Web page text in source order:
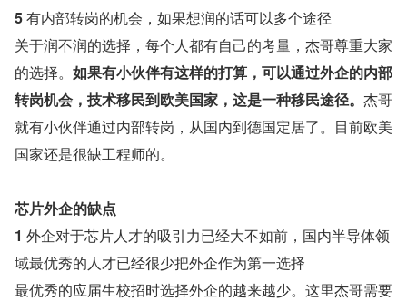
5 有内部转岗的机会，如果想润的话可以多个途径
关于润不润的选择，每个人都有自己的考量，杰哥尊重大家
的选择。 如果有小伙伴有这样的打算，可以通过外企的内部
转岗机会，技术移民到欧美国家，这是一种移民途径。 杰哥
就有小伙伴通过内部转岗，从国内到德国定居了。目前欧美
国家还是很缺工程师的。
芯片外企的缺点
1 外企对于芯片人才的吸引力已经大不如前，国内半导体领
域最优秀的人才已经很少把外企作为第一选择
最优秀的应届生校招时选择外企的越来越少。这里杰哥需要